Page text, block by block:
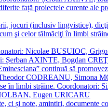
față proiectele curente
jocuri (inclusiv lingvistice),
şi celor tălmăciţi în limbi
Nicolae BUSUIOC,
Șerban AXINTE, Bogdan
continuă să
CODREANU, Simona
în limbi străine.
Eugen URICARU
ci și note, amintiri,